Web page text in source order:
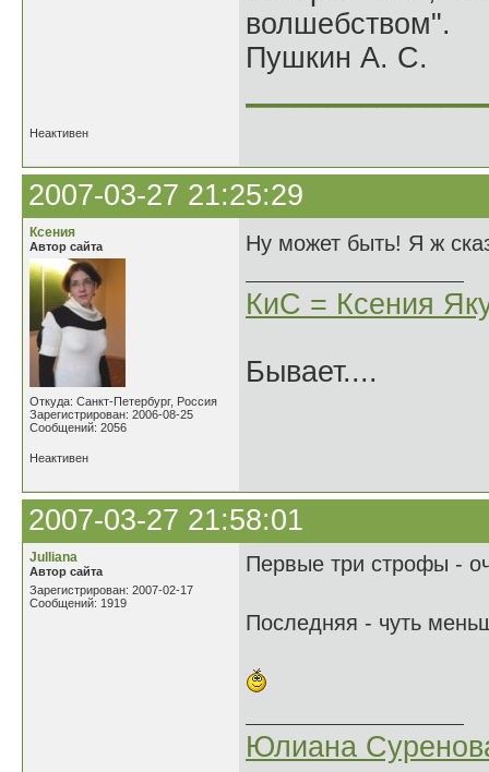
волшебством".
Пушкин А. С.
Неактивен
2007-03-27 21:25:29
Ксения
Автор сайта
Откуда: Санкт-Петербург, Россия
Зарегистрирован: 2006-08-25
Сообщений: 2056
Ну может быть! Я ж
КиС = Ксения
Бывает....
Неактивен
2007-03-27 21:58:01
Julliana
Автор сайта
Зарегистрирован: 2007-02-17
Сообщений: 1919
Первые три строфы -
Последняя - чуть
Юлиана